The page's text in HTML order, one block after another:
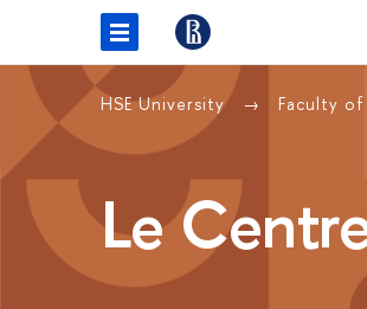
HSE University Faculty
Le